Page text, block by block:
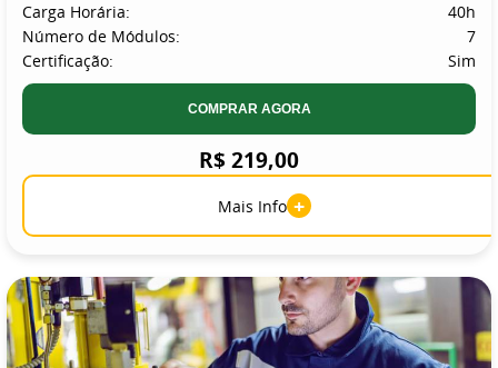
Carga Horária:
40h
Número de Módulos:
7
Certificação:
Sim
COMPRAR AGORA
R$ 219,00
Mais Info +